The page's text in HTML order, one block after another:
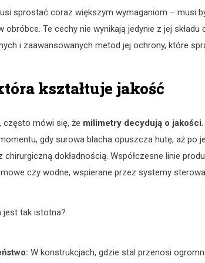
sprostać coraz większym wymaganiom – musi
obróbce. Te cechy nie wynikają jedynie z jej
i zaawansowanych metod jej ochrony, które
kształtuje jakość
często mówi się, że milimetry decydują o jakości
gdy surowa blacha opuszcza hutę, aż po
chirurgiczną dokładnością. Współczesne linie
czy wodne, wspierane przez systemy
jest tak istotna?
W konstrukcjach, gdzie stal przenosi